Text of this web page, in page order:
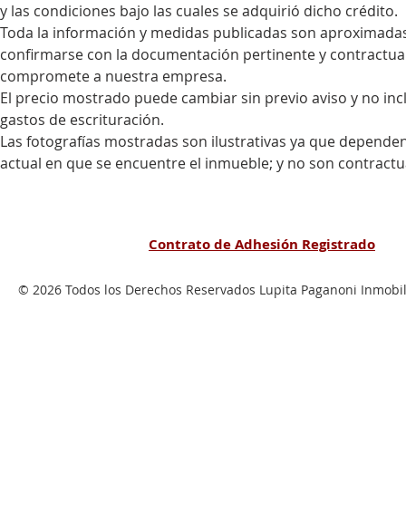
y las condiciones bajo las cuales se adquirió dicho crédito.
Toda la información y medidas publicadas son
confirmarse con la documentación pertinente y
compromete a nuestra empresa.
El precio mostrado puede cambiar sin previo aviso y no
gastos de escrituración.
Las fotografías mostradas son ilustrativas ya que
actual en que se encuentre el inmueble; y no son
Contrato de Adhesión Registrado
© 2026 Todos los Derechos Reservados Lupita Paganoni